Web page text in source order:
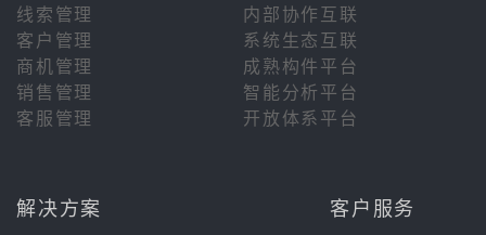
线索管理
内部协作互联
客户管理
系统生态互联
商机管理
成熟构件平台
销售管理
智能分析平台
客服管理
开放体系平台
解决方案 客户服务